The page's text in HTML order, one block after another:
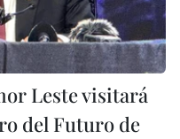
Leste visitará
del Futuro de